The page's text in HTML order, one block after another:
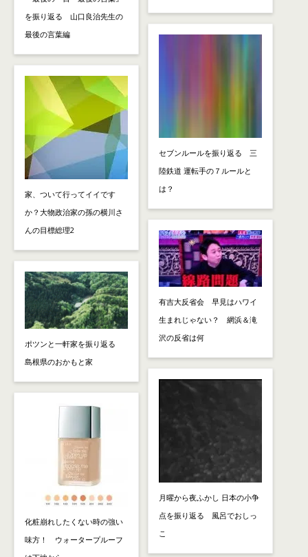
を振り返る 山口良治先生の
最後の言葉編
家、ついて行ってイイです
か？大物政治家の孫の横川さ
んの目標総理2
ポツンと一軒家を振り返る
島根県のおかもと家
化粧崩れしたくない時の強い
味方！ ウォータープルーフ
セブンルールを振り返る 三
陸鉄道 運転手の７ルールと
は？
有吉大反省会 早見はハワイ
生まれじゃない？ 網浜＆滝
沢の反省は何
月曜から夜ふかし 日本の小争
点を振り返る 風呂でおしっ
こ